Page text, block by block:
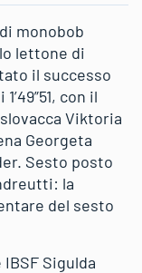
monobob
lettone di
il successo
con il
Viktoria
Georgeta
Sesto posto
la
del sesto
Sigulda